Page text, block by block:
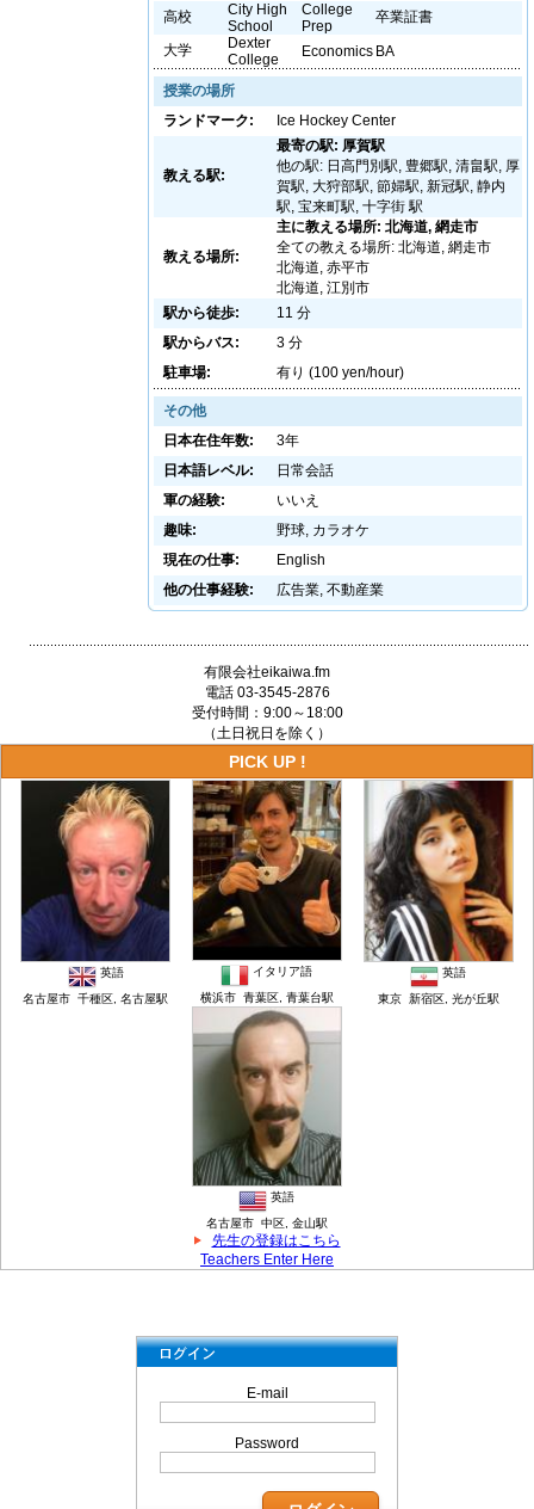
高校
City High
School
College
Prep
卒業証書
大学
Dexter
College
Economics BA
授業の場所
ランドマーク:
Ice Hockey Center
教える駅:
最寄の駅: 厚賀駅
他の駅: 日高門別駅, 豊郷駅, 清畠駅, 厚
賀駅, 大狩部駅, 節婦駅, 新冠駅, 静内
駅, 宝来町駅, 十字街 駅
教える場所:
主に教える場所: 北海道, 網走市
全ての教える場所: 北海道, 網走市
北海道, 赤平市
北海道, 江別市
駅から徒歩:
11 分
駅からバス:
3 分
駐車場:
有り (100 yen/hour)
その他
日本在住年数:
3年
日本語レベル:
日常会話
軍の経験:
いいえ
趣味:
野球, カラオケ
現在の仕事:
English
他の仕事経験:
広告業, 不動産業
有限会社eikaiwa.fm
電話 03-3545-2876
受付時間：9:00～18:00
（土日祝日を除く）
PICK UP !
英語
名古屋市 千種区, 名古屋駅
イタリア語
横浜市 青葉区, 青葉台駅
英語
東京 新宿区, 光が丘駅
英語
名古屋市 中区, 金山駅
先生の登録はこちら
Teachers Enter Here
E-mail
Password